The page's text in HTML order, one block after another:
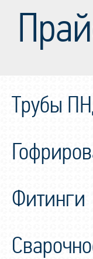
Трубы
Фитинги